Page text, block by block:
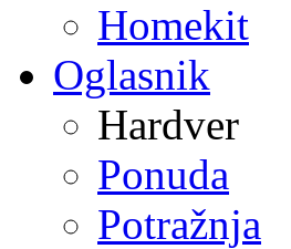
Homekit
Oglasnik
Hardver
Ponuda
Potražnja